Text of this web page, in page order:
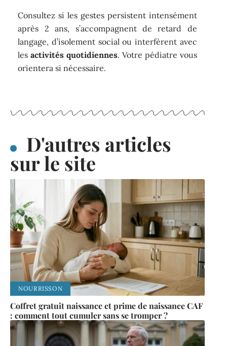
Consultez si les gestes persistent intensément
après 2 ans, s’accompagnent de retard de
langage, d’isolement social ou interfèrent avec
lesactivités quotidiennes. Votre pédiatre vous
orientera si nécessaire.
D'autres articles
sur le site
NOURRISSON
Coffret gratuit naissance et prime de naissance CAF
: comment tout cumuler sans se tromper ?